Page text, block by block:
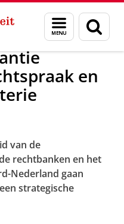
Menu
en
zoeken
Nieuwsberichten
en
van de
rechtbanken en het
Nederland gaan
strategische